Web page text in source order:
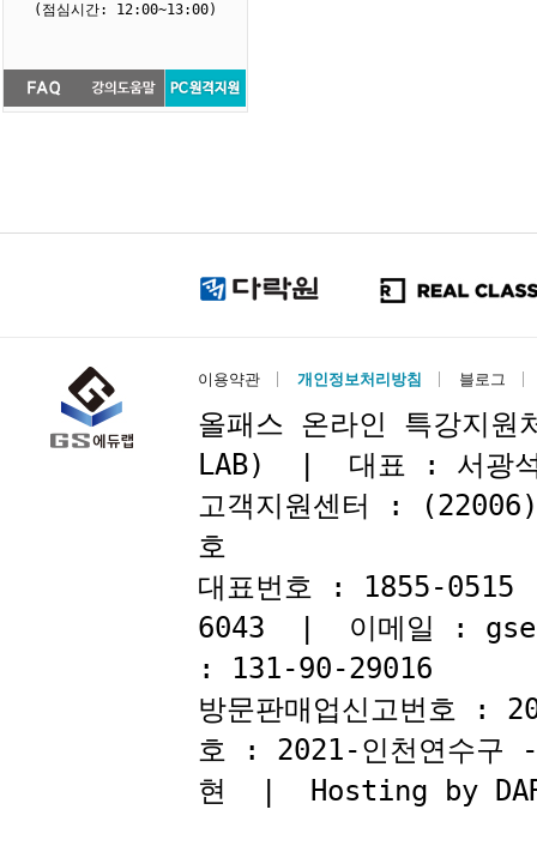
(점심시간: 12:00~13:00)
이용약관 개인정보처리방침 블로그
올패스 온라인 특강지원
LAB) | 대표 : 서
고객지원센터 :
호
대표번호 : 1855-
6043 | 이메일 :
: 131-90-29016
방문판매업신고번호 :
호 : 2021-인천연수구
현 | Hosting by